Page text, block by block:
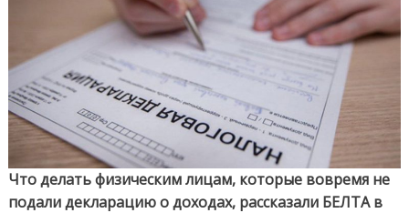
о
Что делать физическим лицам, которые вовремя не
подали декларацию о доходах, рассказали БЕЛТА в